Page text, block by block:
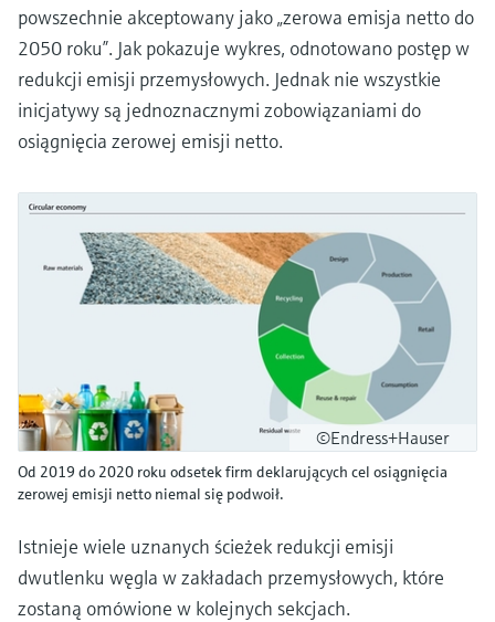
powszechnie akceptowany jako „zerowa emisja netto do
2050 roku”. Jak pokazuje wykres, odnotowano postęp w
redukcji emisji przemysłowych. Jednak nie wszystkie
inicjatywy są jednoznacznymi zobowiązaniami do
osiągnięcia zerowej emisji netto.
©Endress+Hauser
Od 2019 do 2020 roku odsetek firm deklarujących cel osiągnięcia
zerowej emisji netto niemal się podwoił.
Istnieje wiele uznanych ścieżek redukcji emisji
dwutlenku węgla w zakładach przemysłowych, które
zostaną omówione w kolejnych sekcjach.